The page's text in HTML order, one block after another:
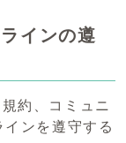
インの遵
約、コミュニ
ンを遵守する